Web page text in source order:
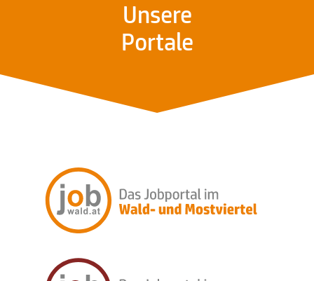
Unsere
Portale